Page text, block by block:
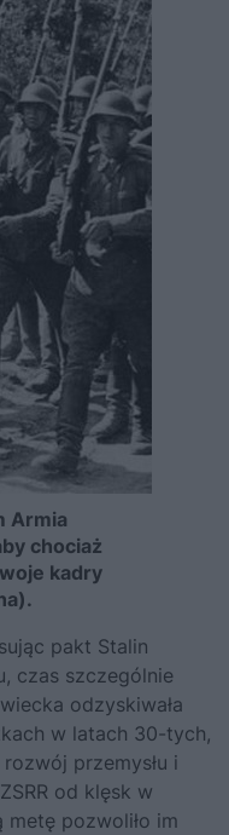
Armia
chociaż
kadry
pakt Stalin
czas szczególnie
odzyskiwała
w latach 30-tych,
przemysłu i
od klęsk w
metę pozwoliło im